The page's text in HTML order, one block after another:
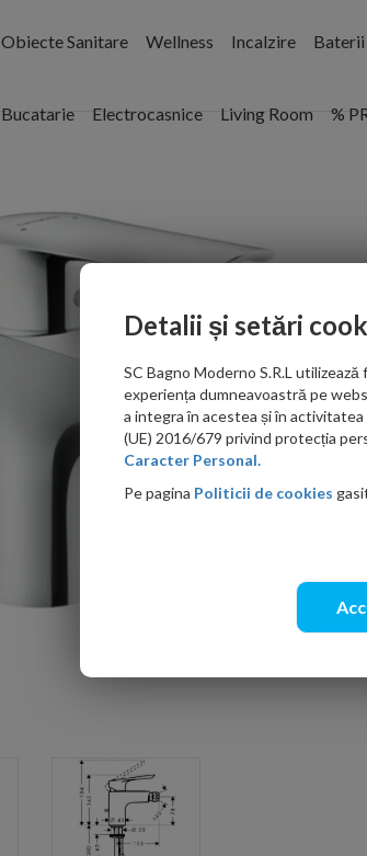
Obiecte Sanitare Wellness Incalzire Baterii
Bucatarie Electrocasnice Living Room %
Detalii și setări
SC Bagno Moderno S.R.L
experiența dumneavoastră pe
a integra în acestea și în
(UE) 2016/679 privind protecția
Caracter Personal.
Pe pagina Politicii de cookies